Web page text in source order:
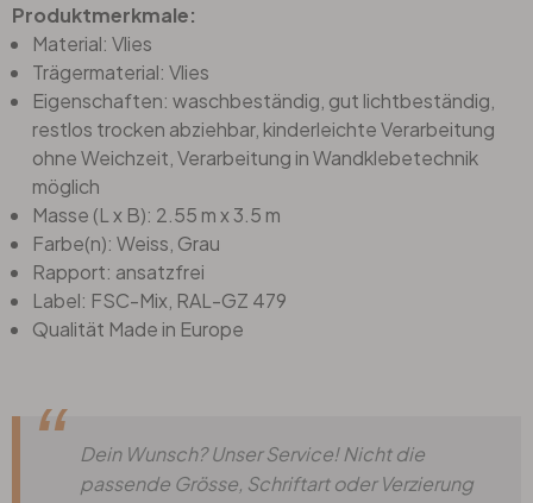
Produktmerkmale:
Material: Vlies
Trägermaterial: Vlies
Eigenschaften: waschbeständig, gut lichtbeständig,
restlos trocken abziehbar, kinderleichte Verarbeitung
ohne Weichzeit, Verarbeitung in Wandklebetechnik
möglich
Masse (L x B): 2.55 m x 3.5 m
Farbe(n): Weiss, Grau
Rapport: ansatzfrei
Label: FSC-Mix, RAL-GZ 479
Qualität Made in Europe
Dein Wunsch? Unser Service! Nicht die
passende Grösse, Schriftart oder Verzierung